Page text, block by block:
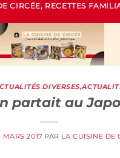
CIRCÉE, RECETTES
DIVERSES,
partait au
MARS 2017 PAR LA CUISINE DE